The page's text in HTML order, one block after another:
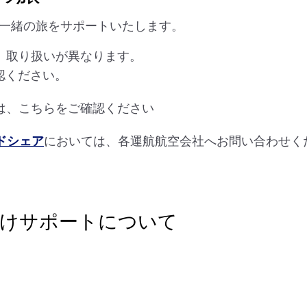
緒の旅をサポートいたします。
り扱いが異なります。
ださい。
、こちらをご確認ください
シェアにおいては、各運航航空会社へお問い合わせく
サポートについて